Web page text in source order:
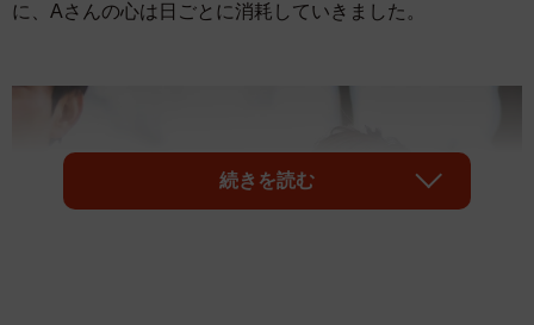
に、Aさんの心は日ごとに消耗していきました。
続きを読む